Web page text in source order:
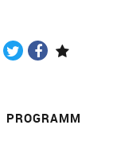
PROGRAMM